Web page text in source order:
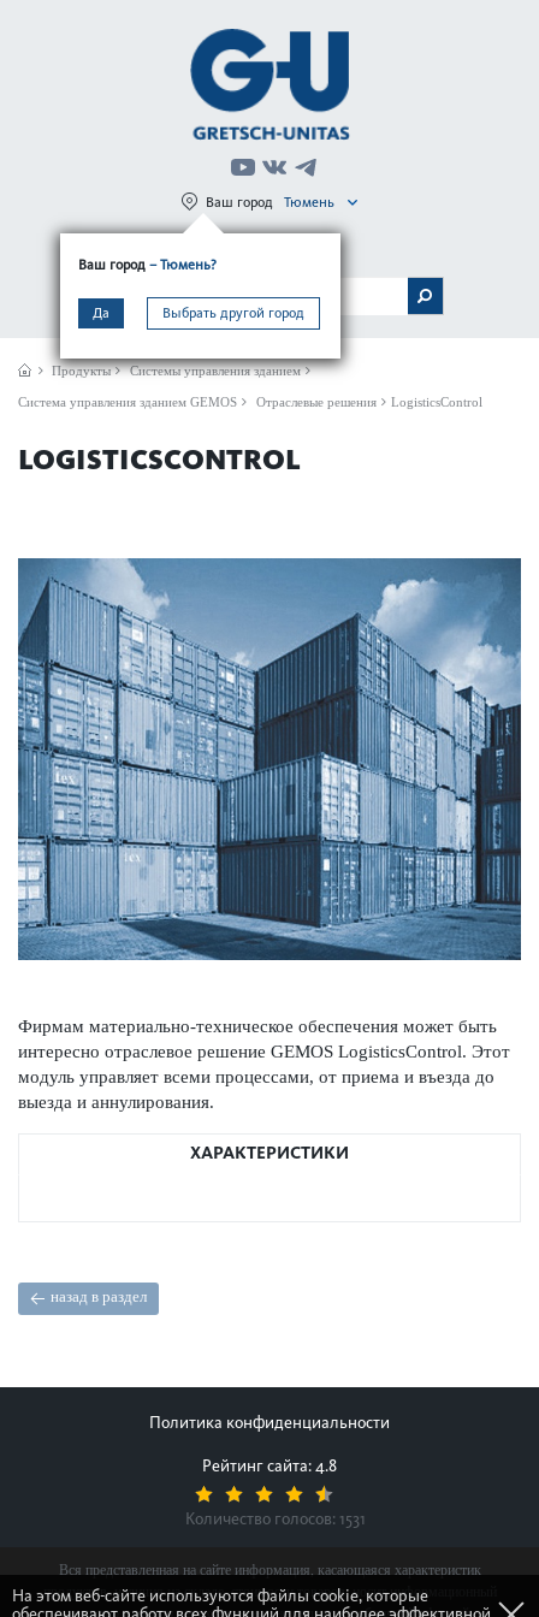
Ваш город – Тюмень?
Да Выбрать другой город
Ваш город Тюмень
МЕНЮ
Продукты Системы управления зданием
Сис­тема управ­ления зданием GEMOS Отраслевые решения LogisticsControl
LOGISTICSCONTROL
Фирмам матер­иально-техническое обеспечения может быть
интер­есно отрасл­евое решение GEMOS LogisticsControl. Этот
модуль управляет всеми процессами, от приема и въезда до
выезда и аннулирования.
ХАРАКТЕРИСТИКИ
назад в раздел
Политика конфиденциальности
Рейтинг сайта: 4.8
Количество голосов: 1531
Вся представленная на сайте информация, касающаяся характеристик
продуктов, наличия на складе, стоимости товаров, носит информационный
характер и ни при каких условиях не является публичной офертой,
На этом веб-сайте используются файлы cookie, которые